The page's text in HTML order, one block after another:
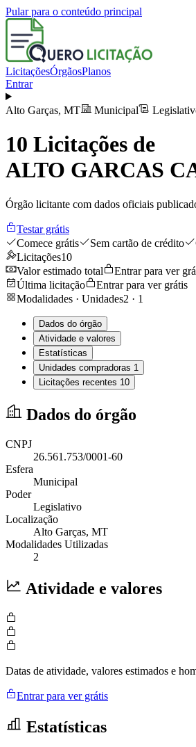
Pular para o conteúdo principal
LicitaçõesÓrgãosPlanos
Entrar
Alto Garças, MT Municipal
10 Licitações de
ALTO GARCAS
Órgão licitante com dados oficiais
Testar grátis
Comece grátis
Sem cartão de crédito
Licitações10
Valor estimado total
Entrar para ver
Última licitação
Entrar para ver grátis
Modalidades · Unidades2 · 1
Dados do órgão
Atividade e valores
Estatísticas
Unidades compradoras 1
Licitações recentes 10
Dados do órgão
CNPJ
26.561.753/0001-60
Esfera
Municipal
Poder
Legislativo
Localização
Alto Garças, MT
Modalidades Utilizadas
2
Atividade e valores
Datas de atividade, valores estimados e
Entrar para ver grátis
Estatísticas